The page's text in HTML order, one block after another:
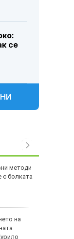
се
методи
с болката
на